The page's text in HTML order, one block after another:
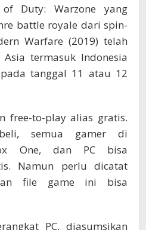
Duty: Warzone yang
battle royale dari spin-
Warfare (2019) telah
termasuk Indonesia
tanggal 11 atau 12
free-to-play alias gratis.
semua gamer di
One, dan PC bisa
Namun perlu dicatat
file game ini bisa
PC, diasumsikan